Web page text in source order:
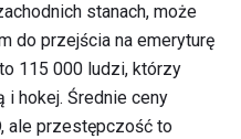
stanach, może
do przejścia na emeryturę
115 000 ludzi, którzy
i hokej. Średnie ceny
ale przestępczość to